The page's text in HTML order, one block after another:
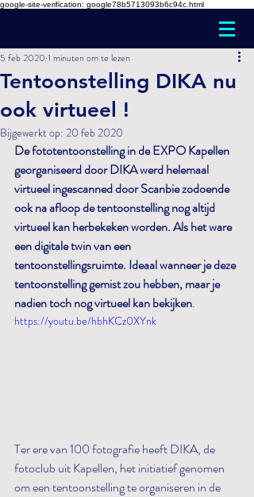
google-site-verification: google78b5713093b6c94c.html
Tentoonstelling DIKA nu
ook virtueel !
5 feb 2020 1 minuten om te lezen
Bijgewerkt op: 20 feb 2020
De fototentoonstelling in de EXPO Kapellen
georganiseerd door DIKA werd helemaal
virtueel ingescanned door Scanbie zodoende
ook na afloop de tentoonstelling nog altijd
virtueel kan herbekeken worden. Als het ware
een digitale twin van een
tentoonstellingsruimte. Ideaal wanneer je deze
tentoonstelling gemist zou hebben, maar je
nadien toch nog virtueel kan bekijken.
https://youtu.be/hbhKCz0XYnk
Ter ere van 100 fotografie heeft DIKA, de
fotoclub uit Kapellen, het initiatief genomen
om een tentoonstelling te organiseren in de